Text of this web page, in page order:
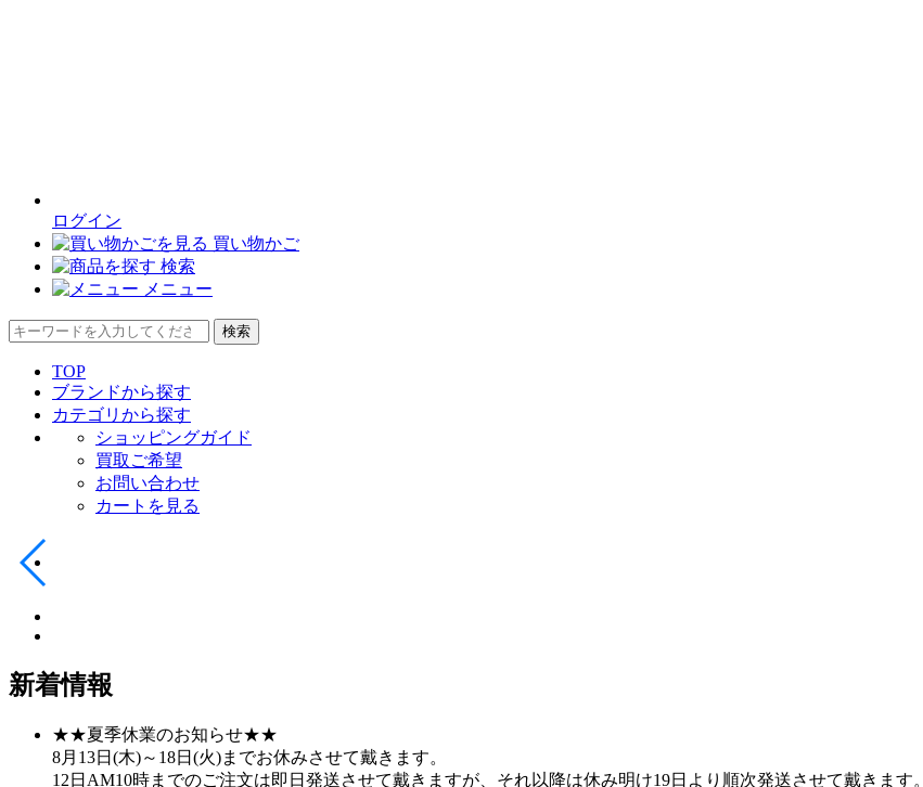
ログイン
買い物かご
検索
メニュー
検索
TOP
ブランドから探す
カテゴリから探す
ショッピングガイド
買取ご希望
お問い合わせ
カートを見る
新着情報
★★夏季休業のお知らせ★★
8月13日(木)～18日(火)までお休みさせて戴きます。
12日AM10時までのご注文は即日発送させて戴きますが、それ以降は休み明け19日より順次発送させて戴きます。